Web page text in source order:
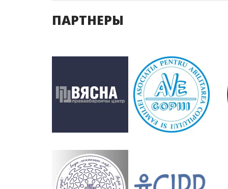
ПАРТНЕРЫ